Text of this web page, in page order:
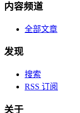
内容频道
全部文章
发现
搜索
RSS 订阅
关于